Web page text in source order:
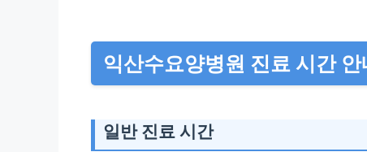
익산수요양병원 진료 시간 안
일반 진료 시간